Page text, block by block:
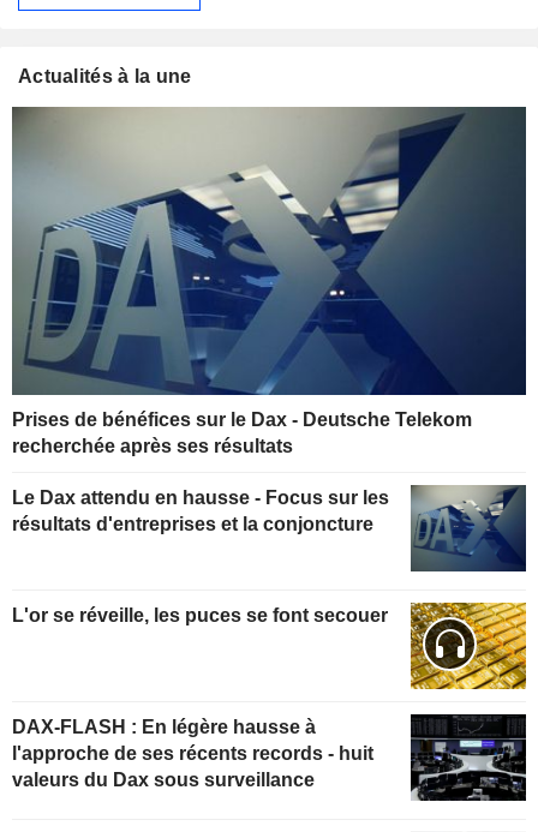
Actualités à la une
Prises de bénéfices sur le Dax - Deutsche Telekom
recherchée après ses résultats
Le Dax attendu en hausse - Focus sur les
résultats d'entreprises et la conjoncture
L'or se réveille, les puces se font secouer
DAX-FLASH : En légère hausse à
l'approche de ses récents records - huit
valeurs du Dax sous surveillance